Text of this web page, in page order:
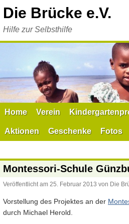
Inhalt
Die Brücke e.V.
Hilfe zur Selbsthilfe
Home Verein
Aktionen Geschenke Fotos
Montessori-Schule
Veröffentlicht am 25. Februar 2013 von Die
Vorstellung des Projektes an der
durch Michael Herold.